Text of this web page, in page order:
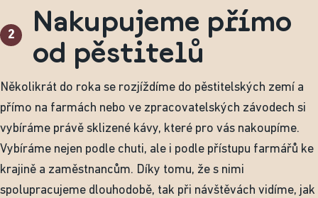
2
Nakupujeme přímo
od pěstitelů
Několikrát do roka se rozjíždíme do pěstitelských zemí a
přímo na farmách nebo ve zpracovatelských závodech si
vybíráme právě sklizené kávy, které pro vás nakoupíme.
Vybíráme nejen podle chuti, ale i podle přístupu farmářů ke
krajině a zaměstnancům. Díky tomu, že s nimi
spolupracujeme dlouhodobě, tak při návštěvách vidíme, jak